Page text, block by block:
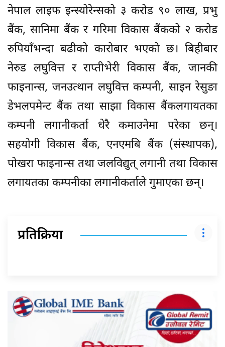
नेपाल लाइफ इन्स्योरेन्सको ३ करोड ९० लाख, प्रभु
बैंक, सानिमा बैंक र गरिमा विकास बैंकको २ करोड
रुपियाँभन्दा बढीको कारोबार भएको छ। बिहीबार
नेरुड लघुवित्त र राप्तीभेरी विकास बैंक, जानकी
फाइनान्स, जनउत्थान लघुवित्त कम्पनी, साइन रेसुङा
डेभलपमेन्ट बैंक तथा साझा विकास बैंकलगायतका
कम्पनी लगानीकर्ता धेरै कमाउनेमा परेका छन्।
सहयोगी विकास बैंक, एनएमबि बैंक (संस्थापक),
पोखरा फाइनान्स तथा जलविद्युत् लगानी तथा विकास
लगायतका कम्पनीका लगानीकर्ताले गुमाएका छन्।
प्रतिक्रिया